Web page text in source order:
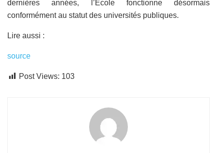
dernières années, l’École fonctionne désormais
conformément au statut des universités publiques.
Lire aussi :
source
Post Views: 103